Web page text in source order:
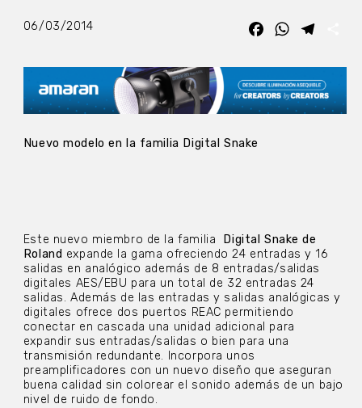
06/03/2014 FacebookWhatsApp
Nuevo modelo en la familia Digital Snake
Este nuevo miembro de la familia Digital Snake de
Roland expande la gama ofreciendo 24 entradas y 16
salidas en analógico además de 8 entradas/salidas
digitales AES/EBU para un total de 32 entradas 24
salidas. Además de las entradas y salidas analógicas y
digitales ofrece dos puertos REAC permitiendo
conectar en cascada una unidad adicional para
expandir sus entradas/salidas o bien para una
transmisión redundante. Incorpora unos
preamplificadores con un nuevo diseño que aseguran
buena calidad sin colorear el sonido además de un bajo
nivel de ruido de fondo.